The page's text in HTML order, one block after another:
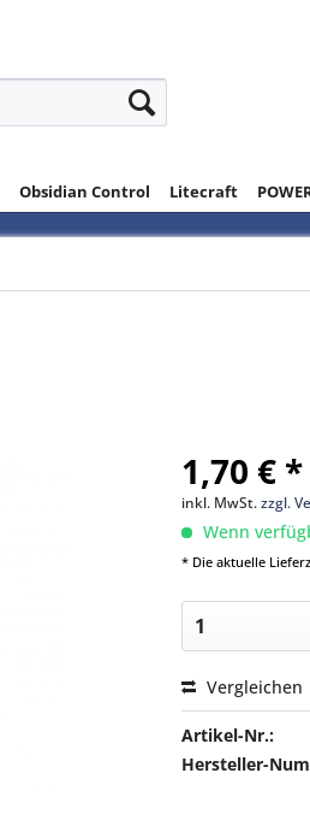
Obsidian Control Litecraft
1,70 € *
inkl. MwSt.zzgl.
Wenn
* Die aktuelle
Vergleichen
Artikel-Nr.:
Hersteller-